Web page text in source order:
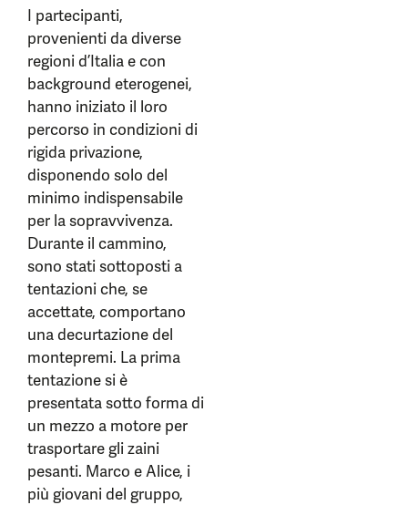
I partecipanti,
provenienti da diverse
regioni d’Italia e con
background eterogenei,
hanno iniziato il loro
percorso in condizioni di
rigida privazione,
disponendo solo del
minimo indispensabile
per la sopravvivenza.
Durante il cammino,
sono stati sottoposti a
tentazioni che, se
accettate, comportano
una decurtazione del
montepremi. La prima
tentazione si è
presentata sotto forma di
un mezzo a motore per
trasportare gli zaini
pesanti. Marco e Alice, i
più giovani del gruppo,